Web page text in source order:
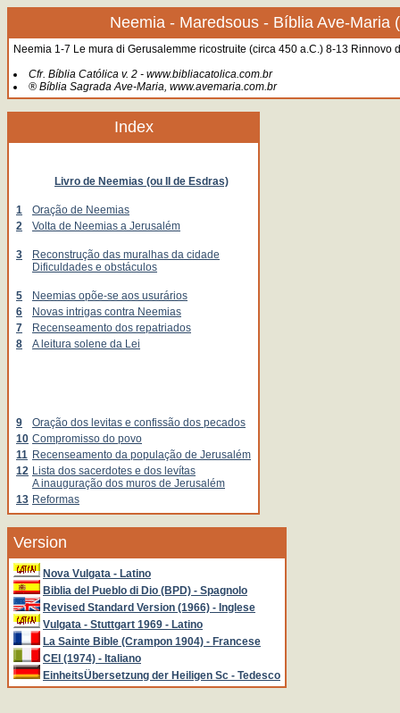
Neemia - Maredsous - Bíblia Ave-Maria
Neemia 1-7 Le mura di Gerusalemme ricostruite (circa 450 a.C.) 8-13 Rinnovo
Cfr. Bíblia Católica v. 2 - www.bibliacatolica.com.br
® Bíblia Sagrada Ave-Maria, www.avemaria.com.br
Index
Livro de Neemias (ou II de Esdras)
1
Oração de Neemias
2
Volta de Neemias a Jerusalém
3
Reconstrução das muralhas da cidade
Dificuldades e obstáculos
5
Neemias opõe-se aos usurários
6
Novas intrigas contra Neemias
7
Recenseamento dos repatriados
8
A leitura solene da Lei
9
Oração dos levitas e confissão dos pecados
10 Compromisso do povo
11 Recenseamento da população de Jerusalém
12 Lista dos sacerdotes e dos levítas
A inauguração dos muros de Jerusalém
13 Reformas
Version
Nova Vulgata - Latino
Biblia del Pueblo di Dio (BPD) - Spagnolo
Revised Standard Version (1966) - Inglese
Vulgata - Stuttgart 1969 - Latino
La Sainte Bible (Crampon 1904) - Francese
CEI (1974) - Italiano
EinheitsÜbersetzung der Heiligen Sc - Tedesco